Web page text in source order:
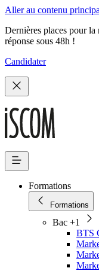
Aller au contenu
Dernières places pour la
réponse sous 48h !
Candidater
Formations
Formations
Bac +1
BTS